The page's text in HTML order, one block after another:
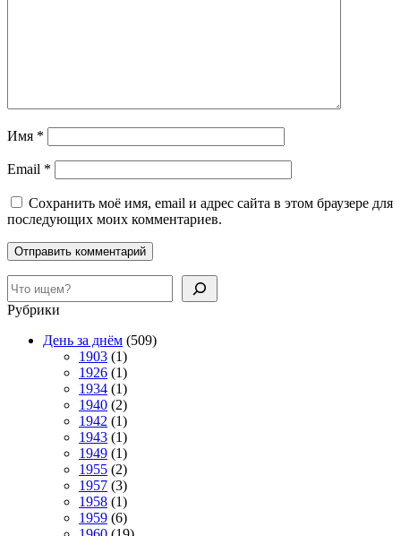
Имя *
Email *
Сохранить моё имя, email и адрес сайта в этом браузере для
последующих моих комментариев.
Поиск
Рубрики
День за днём (509)
1903 (1)
1926 (1)
1934 (1)
1940 (2)
1942 (1)
1943 (1)
1949 (1)
1955 (2)
1957 (3)
1958 (1)
1959 (6)